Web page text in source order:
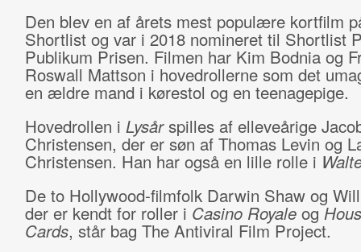
Den blev en af årets mest populære kortfilm
Shortlist og var i 2018 nomineret til Shortlist
Publikum Prisen. Filmen har Kim Bodnia og
Roswall Mattson i hovedrollerne som det
en ældre mand i kørestol og en teenagepige.
Hovedrollen i Lysårspilles af elleveårige
Christensen, der er søn af Thomas Levin og
Christensen. Han har også en lille rolle i
De to Hollywood-filmfolk Darwin Shaw og
der er kendt for roller i Casino Royaleog
Cards, står bag The Antiviral Film Project.